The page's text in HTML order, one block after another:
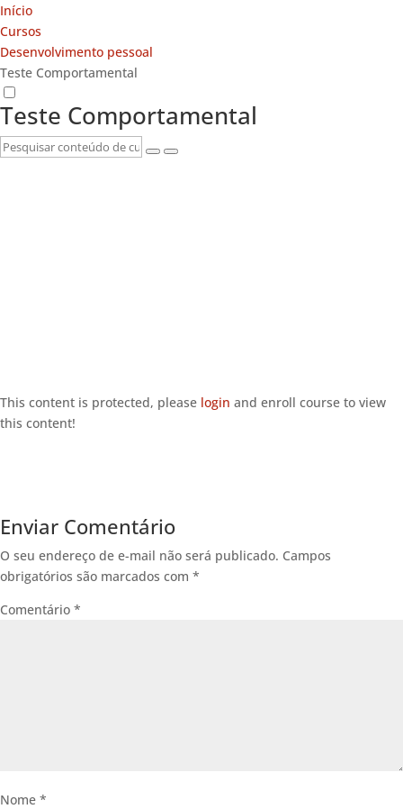
Início
Cursos
Desenvolvimento pessoal
Teste Comportamental
Teste Comportamental
This content is protected, please login and enroll course to view
this content!
Enviar Comentário
O seu endereço de e-mail não será publicado. Campos
obrigatórios são marcados com *
Comentário *
Nome *